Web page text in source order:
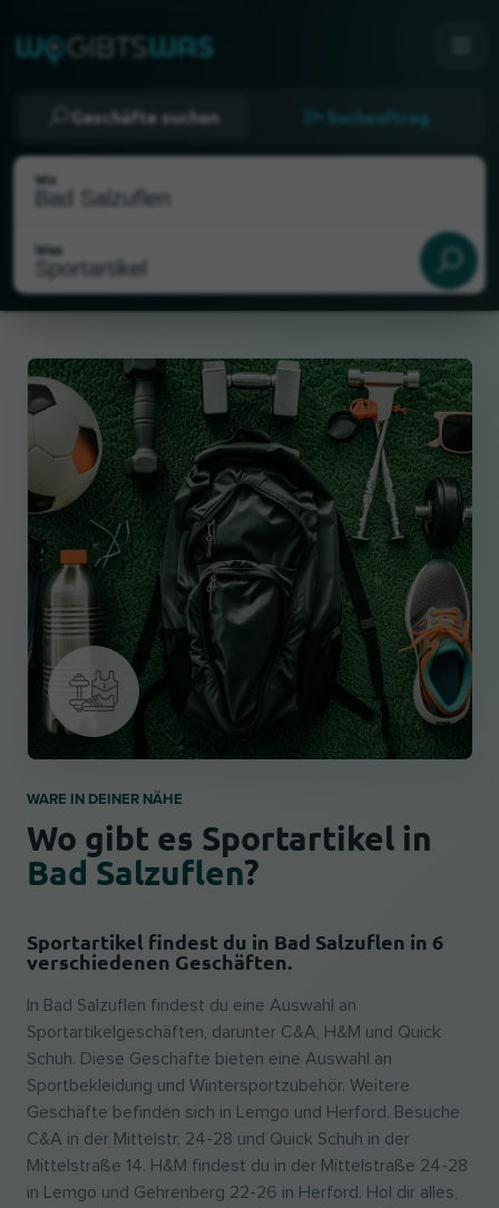
Geschäfte suchen Suchauftrag
Wo
Was
Als meinen Standort wählen
WARE IN DEINER NÄHE
Wo gibt es Sportartikel in
Bad Salzuflen?
Sportartikel findest du in Bad Salzuflen in 6
verschiedenen Geschäften.
In Bad Salzuflen findest du eine Auswahl an
Sportartikelgeschäften, darunter C&A, H&M und Quick
Schuh. Diese Geschäfte bieten eine Auswahl an
Sportbekleidung und Wintersportzubehör. Weitere
Geschäfte befinden sich in Lemgo und Herford. Besuche
C&A in der Mittelstr. 24-28 und Quick Schuh in der
Mittelstraße 14. H&M findest du in der Mittelstraße 24-28
in Lemgo und Gehrenberg 22-26 in Herford. Hol dir alles,